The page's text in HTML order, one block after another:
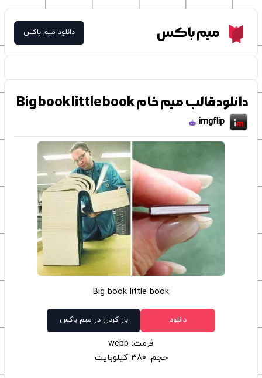
Meme Boxمیم باکس دانلود میم باکس
دانلود قالب میم خام Big book little book
imgflip
Big book little book
دانلود باز کردن در میم باکس
فرمت: webp
حجم: 380 کیلوبایت